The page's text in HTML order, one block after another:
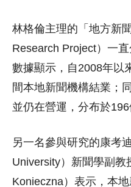
林格倫主理的「地方新
Research Project）一
數據顯示，自2008年以
間本地新聞機構結業；
並仍在營運，分布於196
另一名參與研究的康考
University）新聞學副教
Konieczna）表示，本